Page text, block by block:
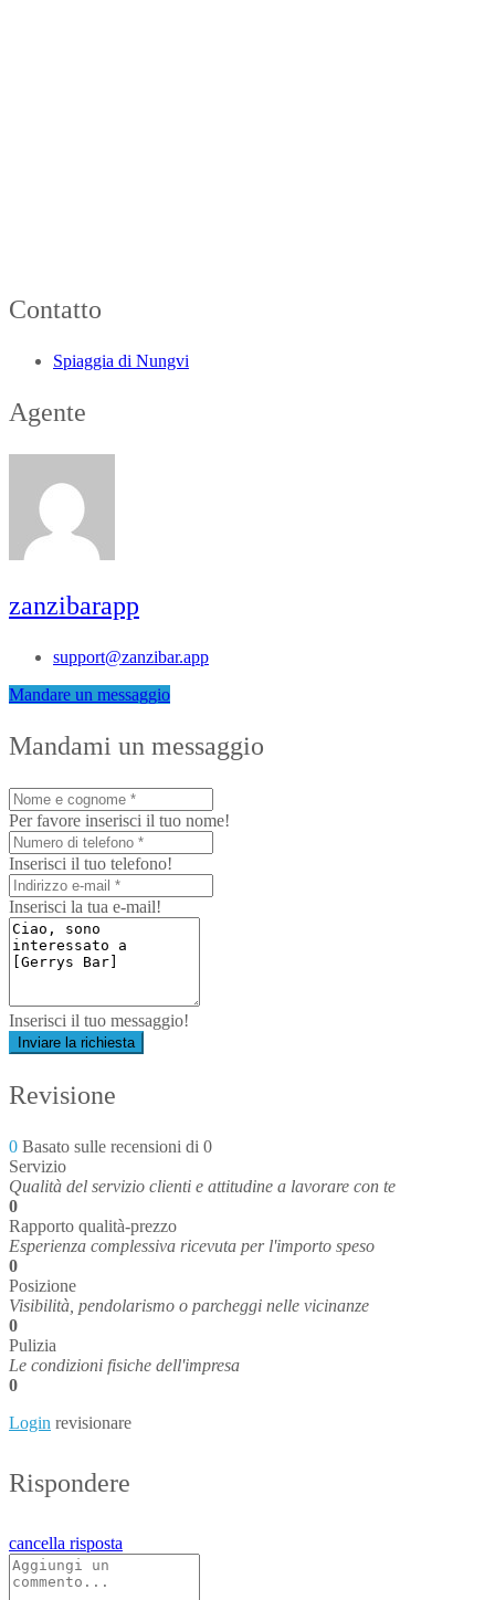
Contatto
Spiaggia di Nungvi
Agente
zanzibarapp
support@zanzibar.app
Mandare un messaggio
Mandami un messaggio
Per favore inserisci il tuo nome!
Inserisci il tuo telefono!
Inserisci la tua e-mail!
Inserisci il tuo messaggio!
Inviare la richiesta
Revisione
0 Basato sulle recensioni di 0
Servizio
Qualità del servizio clienti e attitudine a lavorare con te
0
Rapporto qualità-prezzo
Esperienza complessiva ricevuta per l'importo speso
0
Posizione
Visibilità, pendolarismo o parcheggi nelle vicinanze
0
Pulizia
Le condizioni fisiche dell'impresa
0
Login revisionare
Rispondere
cancella risposta